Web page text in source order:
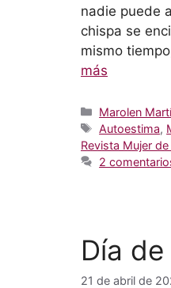
nadie puede
chispa se
mismo
más
Categorías
Marolen
Etiquetas
Autoestima,
Revista Mujer
2
Día
21 de abril de